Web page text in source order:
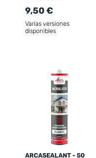
9,50 €
Varias versiones
disponibles
ARCASEALANT - 50